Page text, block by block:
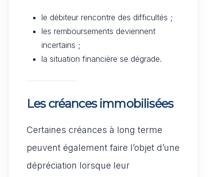
le débiteur rencontre des difficultés ;
les remboursements deviennent
incertains ;
la situation financière se dégrade.
Les créances immobilisées
Certaines créances à long terme
peuvent également faire l’objet d’une
dépréciation lorsque leur